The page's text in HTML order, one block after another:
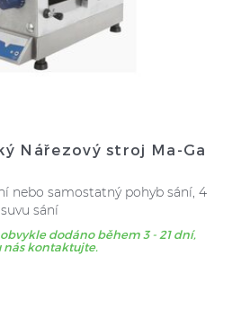
Nářezový stroj Ma-Ga
nebo samostatný pohyb sání, 4
sání
dodáno během 3 - 21 dní,
kontaktujte.